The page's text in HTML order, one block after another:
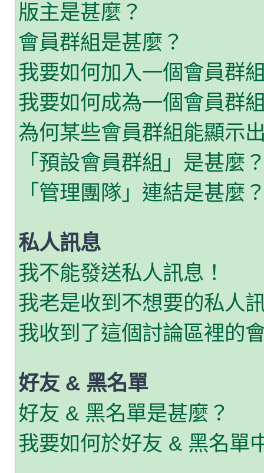
版主是甚麼？
會員群組是甚麼？
我要如何加入一個會員群
我要如何成為一個會員群
為何某些會員群組能顯示
「預設會員群組」是甚麼
「管理團隊」連結是甚麼
私人訊息
我不能發送私人訊息！
我老是收到不想要的私人
我收到了這個討論區裡的
好友 & 黑名單
好友 & 黑名單是甚麼？
我要如何於好友 & 黑名單